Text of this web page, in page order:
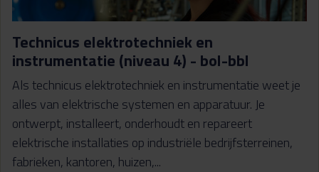
Technicus elektrotechniek en
instrumentatie (niveau 4) - bol-bbl
Als technicus elektrotechniek en instrumentatie weet je
alles van elektrische systemen en apparatuur. Je
ontwerpt, installeert, onderhoudt en repareert
elektrische installaties op industriële bedrijfsterreinen,
fabrieken, kantoren, huizen,...